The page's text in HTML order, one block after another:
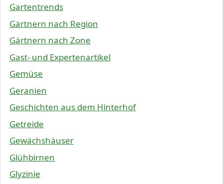
Gartentrends
Gärtnern nach Region
Gärtnern nach Zone
Gast- und Expertenartikel
Gemüse
Geranien
Geschichten aus dem Hinterhof
Getreide
Gewächshäuser
Glühbirnen
Glyzinie